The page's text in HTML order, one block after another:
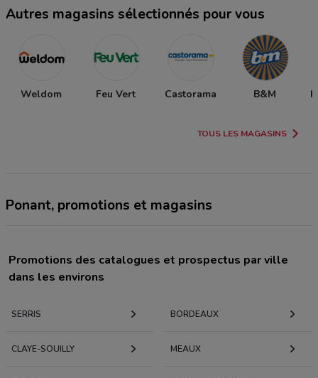
Autres magasins sélectionnés pour vous
Weldom Feu Vert Castorama B&M
TOUS LES MAGASINS
Ponant, promotions et magasins
Promotions des catalogues et prospectus par ville
dans les environs
SERRIS BORDEAUX
CLAYE-SOUILLY MEAUX